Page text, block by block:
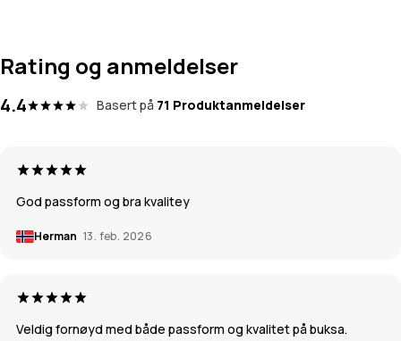
Rating og anmeldelser
4.4 Basert på 71 Produktanmeldelser
God passform og bra kvalitey
Herman 13. feb. 2026
Veldig fornøyd med både passform og kvalitet på buksa.